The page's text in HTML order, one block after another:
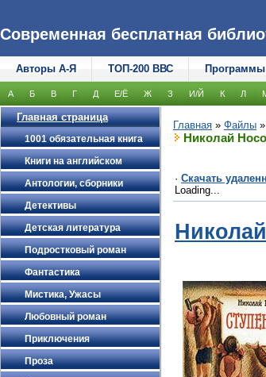
Современная бесплатная
Авторы А-Я ТОП-200 ВВС Программы
А Б В Г Д Е/Ё Ж З И/Й К Л
Главная страница
1001 обязательная книга
Книги на английском
Антологии, сборники
Детективы
Детская литература
Подростковый роман
Фантастика
Мистика, Ужасы
Любовный роман
Приключения
Проза
Главная » Файлы »
Николай
· Скачать
Loading...